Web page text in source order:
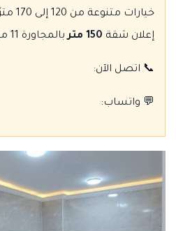
إعلان شقة 150 متر بالمجاورة 11 من هنا:
📞 اتصل الآن:
💬 واتساب: